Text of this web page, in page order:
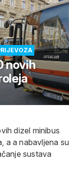
novih
dizel minibus
a a nabavljena su
sustava